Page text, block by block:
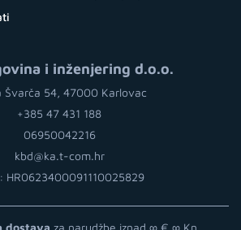
i inženjering d.o.o.
Švarča 54, 47000 Karlovac
+385 47 431 188
06950042216
kbd@ka.t-com.hr
HR0623400091110025829
dostava za narudžbe iznad ∞ € ∞ Kn